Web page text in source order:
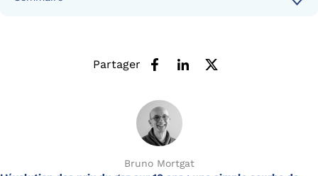
Partager
Bruno Mortgat